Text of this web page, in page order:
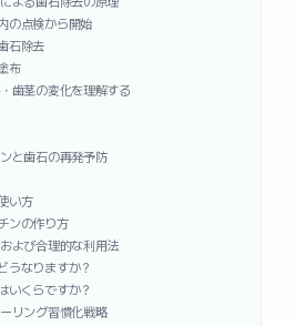
の点検から開始
石除去
布
歯茎の変化を理解する
と歯石の再発予防
い方
ンの作り方
よび合理的な利用法
うなりますか？
いくらですか？
リング習慣化戦略